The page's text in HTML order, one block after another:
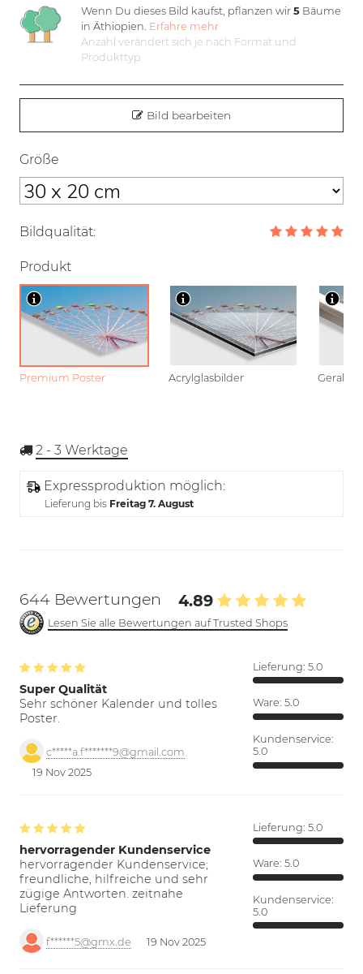
Wenn Du dieses Bild kaufst, pflanzen wir5 Bäume
in Äthiopien. Erfahre mehr
Anzahl verändert sich je nach Format und
Produkttyp
Bild bearbeiten
Größe
Bildqualität:
Produkt
Premium Poster Acrylglasbilder
2 - 3 Werktage
Expressproduktion möglich:
Lieferung bis Freitag 7. August
644 Bewertungen 4.89
Lesen Sie alle Bewertungen auf Trusted Shops
Super Qualität
Sehr schöner Kalender und tolles
Poster.
c*****a.f*******9@gmail.com
19 Nov 2025
Lieferung: 5.0
Ware: 5.0
Kundenservice:
5.0
hervorragender Kundenservice
hervorragender Kundenservice;
freundliche, hilfreiche und sehr
zügige Antworten. zeitnahe
Lieferung
f******5@gmx.de 19 Nov 2025
Lieferung: 5.0
Ware: 5.0
Kundenservice:
5.0